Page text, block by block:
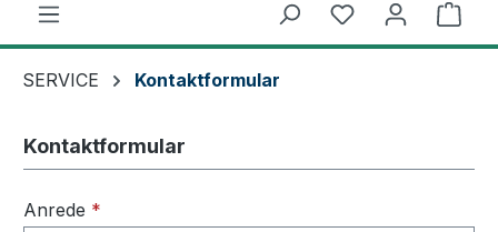
Du hast 0
SERVICE Kontaktformular
Kontaktformular
Anrede *